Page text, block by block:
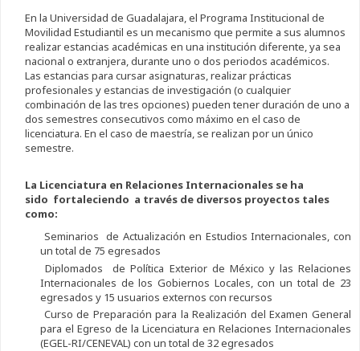
En la Universidad de Guadalajara, el Programa Institucional de
Movilidad Estudiantil es un mecanismo que permite a sus alumnos
realizar estancias académicas en una institución diferente, ya sea
nacional o extranjera, durante uno o dos periodos académicos.
Las estancias para cursar asignaturas, realizar prácticas
profesionales y estancias de investigación (o cualquier
combinación de las tres opciones) pueden tener duración de uno a
dos semestres consecutivos como máximo en el caso de
licenciatura. En el caso de maestría, se realizan por un único
semestre.
La Licenciatura en Relaciones Internacionales se ha
sido fortaleciendo a través de diversos proyectos tales
como:
Seminarios de Actualización en Estudios Internacionales, con
un total de 75 egresados
Diplomados de Política Exterior de México y las Relaciones
Internacionales de los Gobiernos Locales, con un total de 23
egresados y 15 usuarios externos con recursos
Curso de Preparación para la Realización del Examen General
para el Egreso de la Licenciatura en Relaciones Internacionales
(EGEL-RI/CENEVAL) con un total de 32 egresados